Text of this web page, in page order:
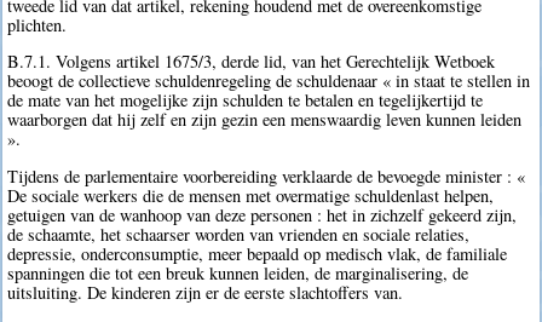
tweede lid van dat artikel, rekening houdend met de overeenkomstige
plichten.
B.7.1. Volgens artikel 1675/3, derde lid, van het Gerechtelijk Wetboek
beoogt de collectieve schuldenregeling de schuldenaar « in staat te stellen in
de mate van het mogelijke zijn schulden te betalen en tegelijkertijd te
waarborgen dat hij zelf en zijn gezin een menswaardig leven kunnen leiden
».
Tijdens de parlementaire voorbereiding verklaarde de bevoegde minister : «
De sociale werkers die de mensen met overmatige schuldenlast helpen,
getuigen van de wanhoop van deze personen : het in zichzelf gekeerd zijn,
de schaamte, het schaarser worden van vrienden en sociale relaties,
depressie, onderconsumptie, meer bepaald op medisch vlak, de familiale
spanningen die tot een breuk kunnen leiden, de marginalisering, de
uitsluiting. De kinderen zijn er de eerste slachtoffers van.